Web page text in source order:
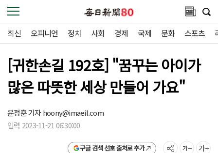
최신 오피니언 정치 사회 경제 국제 문화 스포츠
[귀한손길 192호] "꿈꾸는 아이가
많은 따뜻한 세상 만들어 가요"
윤정훈 기자hoony@imaeil.com
입력 2023-11-21 06:30:00
구글 검색 선호 출처로 추가